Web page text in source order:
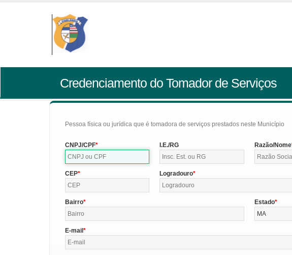
Credenciamento do Tomador de Serviços
Pessoa física ou jurídica que é tomadora de serviços prestados neste Município
CNPJ/CPF I.E./RG Razão/Nome
CEP Logradouro
Bairro
Estado
MA
E-mail